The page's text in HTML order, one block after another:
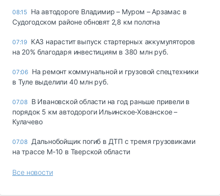
08:15 На автодороге Владимир – Муром – Арзамас в
Судогодском районе обновят 2,8 км полотна
07:19 КАЗ нарастит выпуск стартерных аккумуляторов
на 20% благодаря инвестициям в 380 млн руб.
07:06 На ремонт коммунальной и грузовой спецтехники
в Туле выделили 40 млн руб.
07.08 В Ивановской области на год раньше привели в
порядок 5 км автодороги Ильинское-Хованское –
Кулачево
07.08 Дальнобойщик погиб в ДТП с тремя грузовиками
на трассе М-10 в Тверской области
Все новости